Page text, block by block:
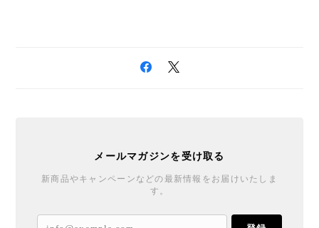
メールマガジンを受け取る
新商品やキャンペーンなどの最新情報をお届けいたしま
す。